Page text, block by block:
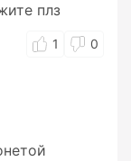
плз
1 0